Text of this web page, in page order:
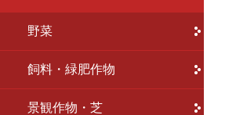
商品紹介
会社案内
野菜
飼料・緑肥作物
景観作物・芝